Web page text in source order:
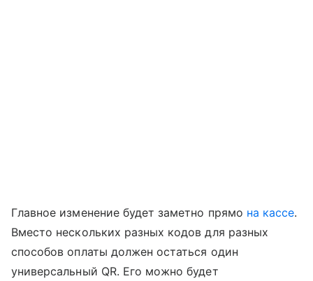
Главное изменение будет заметно прямо на кассе.
Вместо нескольких разных кодов для разных
способов оплаты должен остаться один
универсальный QR. Его можно будет